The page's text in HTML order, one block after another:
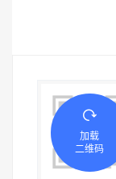
加载
二维码